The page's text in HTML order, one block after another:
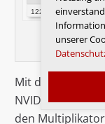
122.7
Mit den Karten
NVIDIA den
den
unserer